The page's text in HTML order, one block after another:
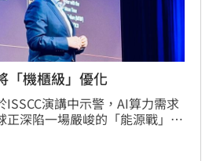
「機櫃級」優化
演講中示警，AI算力需求
正深陷一場嚴峻的「能源戰」。
AI經濟永續發展。為此，半導